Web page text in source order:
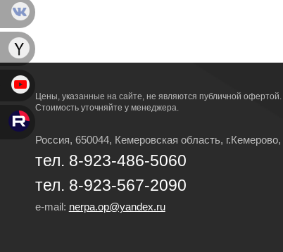
Цены, указанные на сайте, не являются публичной офертой.
Стоимость уточняйте у менеджера.
Россия, 650044, Кемеровская область, г.Кемерово,
тел. 8-923-486-5060
тел. 8-923-567-2090
e-mail: nerpa.op@yandex.ru